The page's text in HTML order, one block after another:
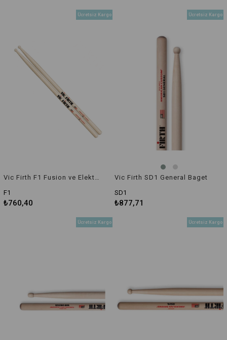
F1
₺760,40
Ücretsiz Kargo
Vic Firth SD1 General Baget
SD1
₺877,71
Ücretsiz Kargo
Ücretsiz Kargo Ücretsiz Kargo